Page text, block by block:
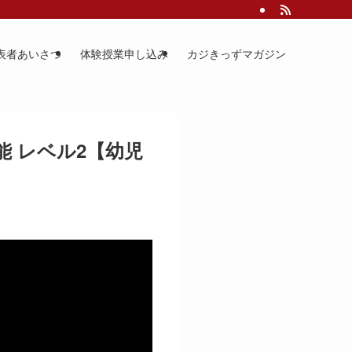
者あいさつ 体験授業申し込み カジきっずマガジン
レベル2【幼児